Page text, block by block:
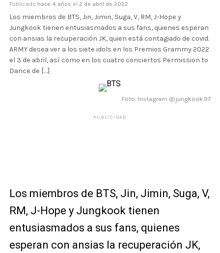
Publicado hace 4 años el 2 de abril de 2022
Los miembros de BTS, Jin, Jimin, Suga, V, RM, J-Hope y
Jungkook tienen entusiasmados a sus fans, quienes esperan
con ansias la recuperación JK, quien está contagiado de covid.
ARMY desea ver a los siete idols en los Premios Grammy 2022
el 3 de abril, así como en los cuatro conciertos Permission to
Dance de […]
Foto: Instagram @jungkook.97
PUBLICIDAD
Los miembros de BTS, Jin, Jimin, Suga, V,
RM, J-Hope y Jungkook tienen
entusiasmados a sus fans, quienes
esperan con ansias la recuperación JK,